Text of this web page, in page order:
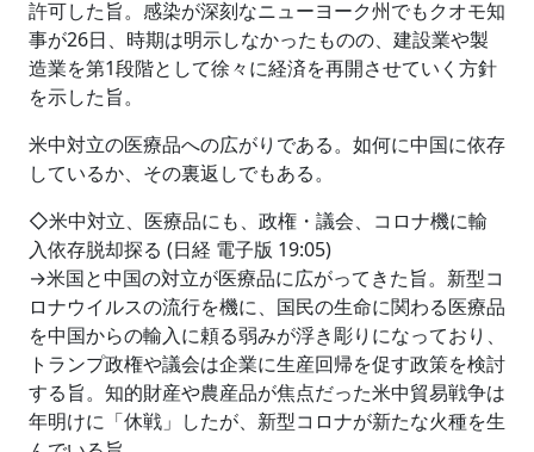
許可した旨。感染が深刻なニューヨーク州でもクオモ知
事が26日、時期は明示しなかったものの、建設業や製
造業を第1段階として徐々に経済を再開させていく方針
を示した旨。
米中対立の医療品への広がりである。如何に中国に依存
しているか、その裏返しでもある。
◇米中対立、医療品にも、政権・議会、コロナ機に輸
入依存脱却探る (日経 電子版 19:05)
→米国と中国の対立が医療品に広がってきた旨。新型コ
ロナウイルスの流行を機に、国民の生命に関わる医療品
を中国からの輸入に頼る弱みが浮き彫りになっており、
トランプ政権や議会は企業に生産回帰を促す政策を検討
する旨。知的財産や農産品が焦点だった米中貿易戦争は
年明けに「休戦」したが、新型コロナが新たな火種を生